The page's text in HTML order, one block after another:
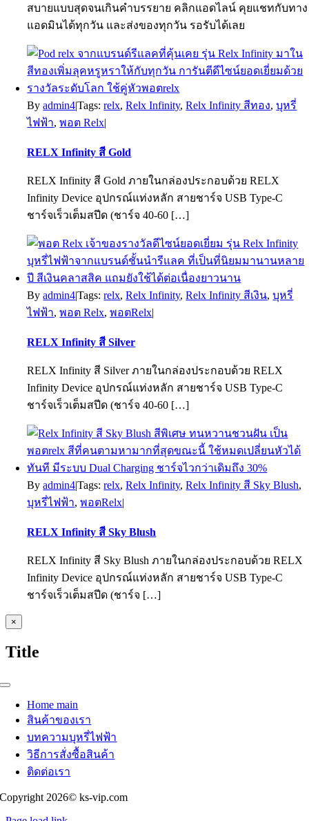
สบายแบบสุดจนเกินคำบรรยาย คลิกแอดไลน์ คุยแชทกับทาง
แอดมินได้ทุกวัน และส่งของทุกวัน รอรับได้เลย
Byadmin4|Tags:relx,Relx Infinity,Relx Infinity สีทอง,บุหรี่
ไฟฟ้า,พอต Relx|
RELX Infinity สี Gold
RELX Infinity สี Gold ภายในกล่องประกอบด้วย RELX
Infinity Device อุปกรณ์แท่งหลัก สายชาร์จ USB Type-C
ชาร์จเร็วเต็มสปีด (ชาร์จ 40-60 […]
Byadmin4|Tags:relx,Relx Infinity,Relx Infinity สีเงิน,บุหรี่
ไฟฟ้า,พอต Relx,พอตRelx|
RELX Infinity สี Silver
RELX Infinity สี Silver ภายในกล่องประกอบด้วย RELX
Infinity Device อุปกรณ์แท่งหลัก สายชาร์จ USB Type-C
ชาร์จเร็วเต็มสปีด (ชาร์จ 40-60 […]
Byadmin4|Tags:relx,Relx Infinity,Relx Infinity สี Sky Blush,
บุหรี่ไฟฟ้า,พอตRelx|
RELX Infinity สี Sky Blush
RELX Infinity สี Sky Blush ภายในกล่องประกอบด้วย RELX
Infinity Device อุปกรณ์แท่งหลัก สายชาร์จ USB Type-C
ชาร์จเร็วเต็มสปีด (ชาร์จ […]
Close
product
view
×
Title
Toggle
NavigationHome main
สินค้าของเรา
บทความบุหรี่ไฟฟ้า
วิธีการสั่งซื้อสินค้า
ติดต่อเรา
Copyright 2026© ks-vip.com